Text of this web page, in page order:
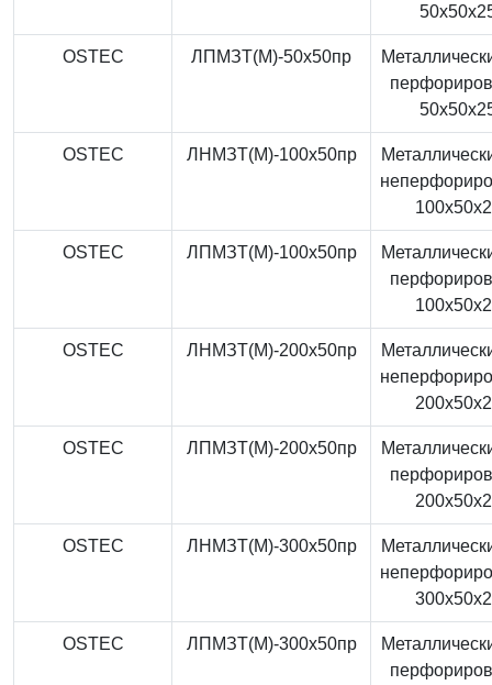
OSTEC ЛПМЗТ(М)-50x50пр
OSTEC ЛНМЗТ(М)-100x50пр
OSTEC ЛПМЗТ(М)-100x50пр
OSTEC ЛНМЗТ(М)-200x50пр
OSTEC ЛПМЗТ(М)-200x50пр
OSTEC ЛНМЗТ(М)-300x50пр
OSTEC ЛПМЗТ(М)-300x50пр